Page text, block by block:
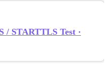
/ STARTTLS Test ·